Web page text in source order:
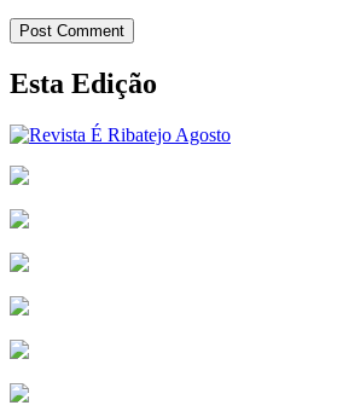
Post Comment
Esta Edição